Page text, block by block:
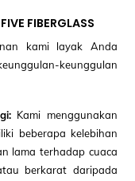
FIBERGLASS
kami layak Anda
keunggulan
Kami menggunakan
beberapa kelebihan
lama terhadap cuaca
berkarat daripada